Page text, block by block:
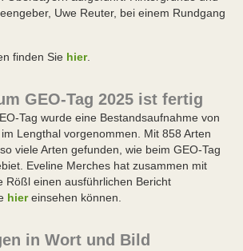
Uwe Reuter, bei einem Rundgang
finden Sie hier.
GEO-Tag 2025 ist fertig
Tag wurde eine Bestandsaufnahme von
Lengthal vorgenommen. Mit 858 Arten
viele Arten gefunden, wie beim GEO-Tag
Eveline Merches hat zusammen mit
Rößl einen ausführlichen Bericht
hiereinsehen können.
in Wort und Bild